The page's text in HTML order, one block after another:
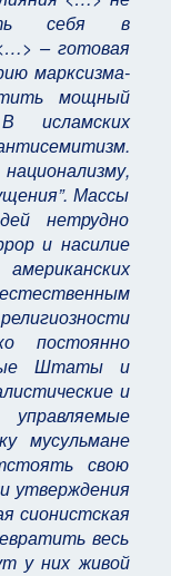
себя в
– готовая
марксизма-
мощный
исламских
Массы
нетрудно
и насилие
постоянно
Штаты и
и
мусульмане
свою
утверждения
сионистская
весь
у них живой